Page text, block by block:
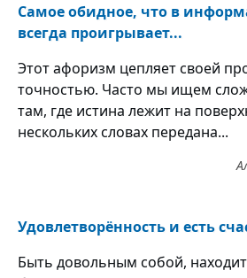
Самое обидное, что в
всегда проигрывает...
Этот афоризм цепляет своей
точностью. Часто мы ищем
там, где истина лежит на
нескольких словах передана...
Удовлетворённость и есть
Быть довольным собой,